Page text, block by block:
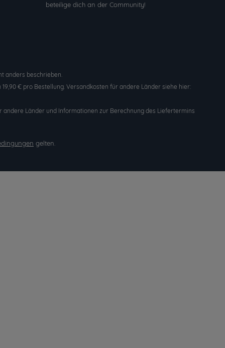
beteilige dich an der Community!
anders beschrieben.
€ pro Bestellung. Versandkosten für andere Länder siehe hier:
andere Länder und Informationen zur Berechnung des Liefertermins
gelten.